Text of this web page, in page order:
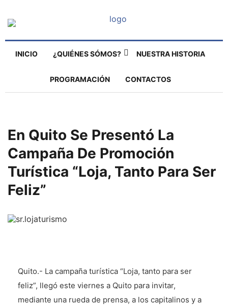
INICIO ¿QUIÉNES SÓMOS? NUESTRA HISTORIA
PROGRAMACIÓN CONTACTOS
En Quito Se Presentó La
Campaña De Promoción
Turística “Loja, Tanto Para Ser
Feliz”
Quito.- La campaña turística “Loja, tanto para ser
feliz”, llegó este viernes a Quito para invitar,
mediante una rueda de prensa, a los capitalinos y a